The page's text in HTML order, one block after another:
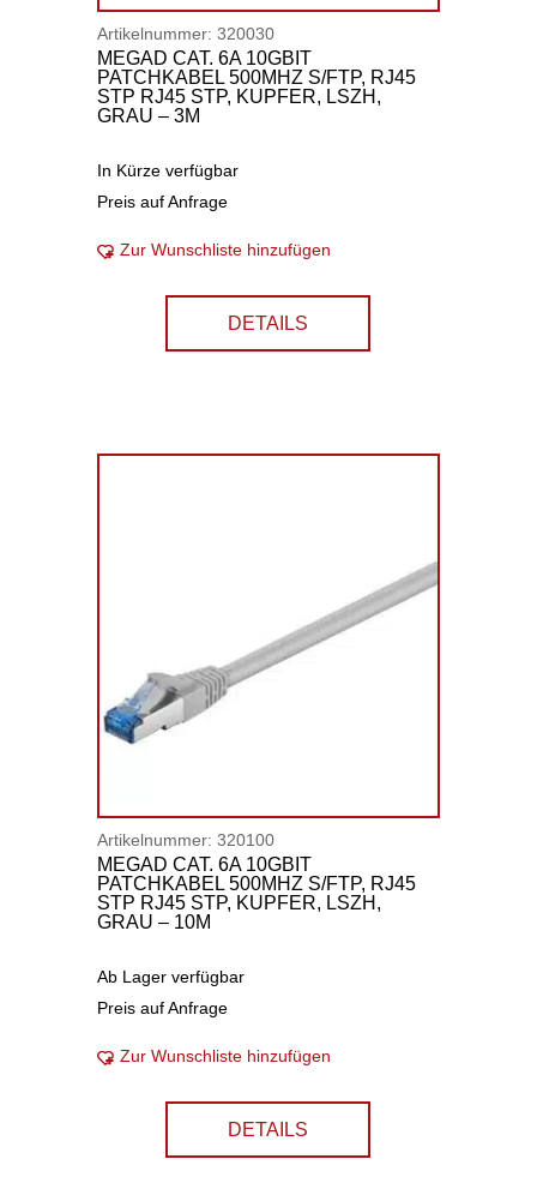
Artikelnummer: 320030
MEGAD CAT. 6A 10GBIT
PATCHKABEL 500MHZ S/FTP, RJ45
STP RJ45 STP, KUPFER, LSZH,
GRAU – 3M
In Kürze verfügbar
Preis auf Anfrage
Zur Wunschliste hinzufügen
DETAILS
Artikelnummer: 320100
MEGAD CAT. 6A 10GBIT
PATCHKABEL 500MHZ S/FTP, RJ45
STP RJ45 STP, KUPFER, LSZH,
GRAU – 10M
Ab Lager verfügbar
Preis auf Anfrage
Zur Wunschliste hinzufügen
DETAILS